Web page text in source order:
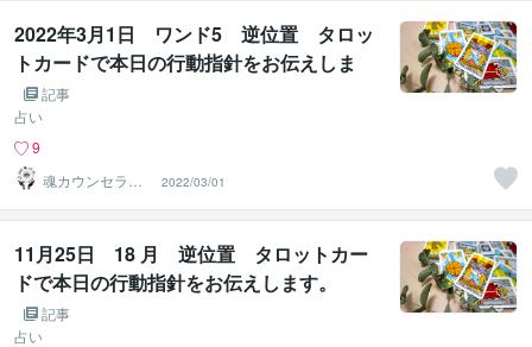
2022年3月1日 ワンド5 逆位置 タロッ
トカードで本日の行動指針をお伝えしま
す。記事
占い
9
魂カウンセラー
✨ あきほ（aki
ho）
2022/03/01
11月25日 18 月 逆位置 タロットカー
ドで本日の行動指針をお伝えします。
記事
占い